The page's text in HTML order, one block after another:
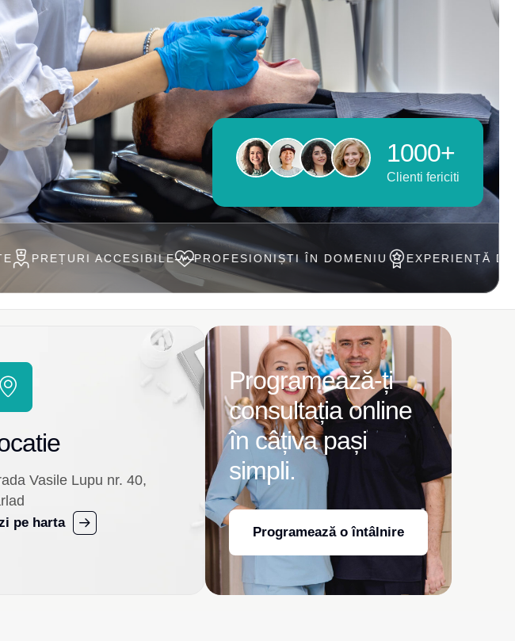
1000+
Clienti fericiti
PROFESIONIȘTI ÎN DOMENIU EXPERIENȚĂ DE PESTE 20 ANI
Vasile Lupu nr. 40,
pe harta
Programează-ți
consultația online
în câțiva pași
simpli.
Programează o întâlnire